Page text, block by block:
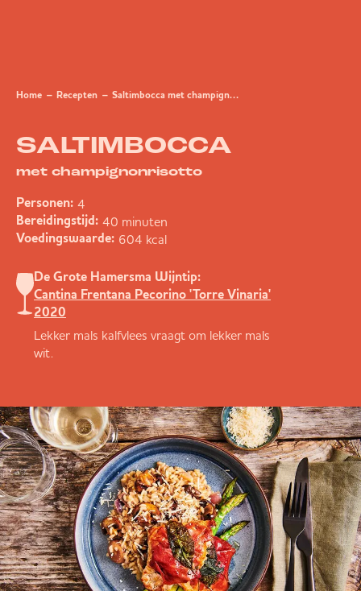
Home Recepten Saltimbocca met champignonrisotto
SALTIMBOCCA
met champignonrisotto
Personen: 4
Bereidingstijd: 40 minuten
Voedingswaarde: 604 kcal
De Grote Hamersma Wijntip:
Cantina Frentana Pecorino 'Torre Vinaria'
2020
Lekker mals kalfvlees vraagt om lekker mals
wit.